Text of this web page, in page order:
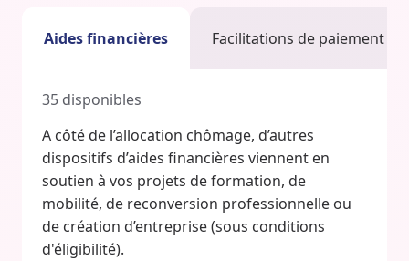
Aides financières Facilitations de paiement
35 disponibles
A côté de l’allocation chômage, d’autres
dispositifs d’aides financières viennent en
soutien à vos projets de formation, de
mobilité, de reconversion professionnelle ou
de création d’entreprise (sous conditions
d'éligibilité).